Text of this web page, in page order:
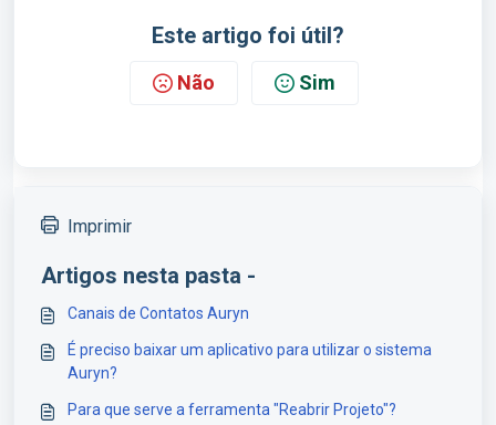
Este artigo foi útil?
Não Sim
Imprimir
Artigos nesta pasta -
Canais de Contatos Auryn
É preciso baixar um aplicativo para utilizar o sistema
Auryn?
Para que serve a ferramenta "Reabrir Projeto"?